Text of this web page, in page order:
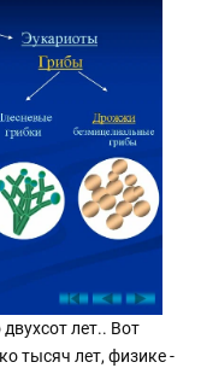
лет.. Вот
тысяч лет, физике -